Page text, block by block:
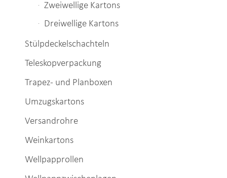
Zweiwellige Kartons
Dreiwellige Kartons
Stülpdeckelschachteln
Teleskopverpackung
Trapez- und Planboxen
Umzugskartons
Versandrohre
Weinkartons
Wellpapprollen